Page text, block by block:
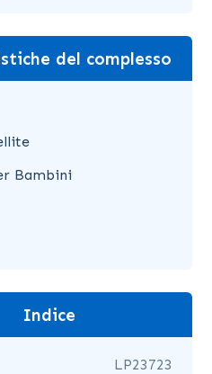
del complesso
Bambini
Indice
LP23723